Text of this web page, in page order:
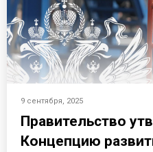
9 сентября, 2025
Правительство
Концепцию